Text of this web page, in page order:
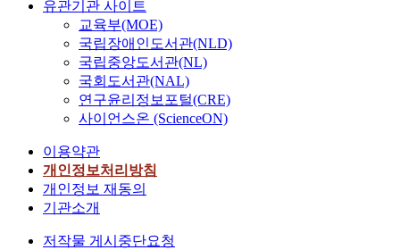
유관기관 사이트
교육부(MOE)
국립장애인도서관(NLD)
국립중앙도서관(NL)
국회도서관(NAL)
연구윤리정보포털(CRE)
사이언스온 (ScienceON)
이용약관
개인정보처리방침
개인정보 재동의
기관소개
저작물 게시중단요청